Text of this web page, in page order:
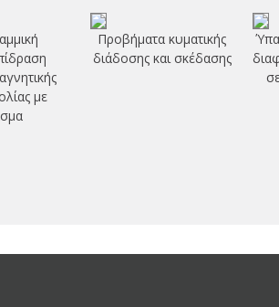
με
Προβήματα κυματικής
διάδοσης και σκέδασης